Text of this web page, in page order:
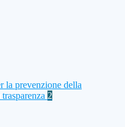
la prevenzione della
2